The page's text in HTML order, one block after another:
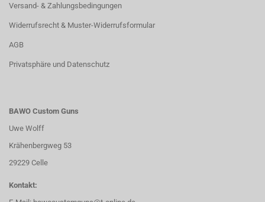
Versand- & Zahlungsbedingungen
Widerrufsrecht & Muster-Widerrufsformular
AGB
Privatsphäre und Datenschutz
BAWO Custom Guns
Uwe Wolff
Krähenbergweg 53
29229 Celle
Kontakt: